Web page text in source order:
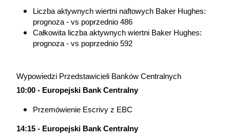
Liczba aktywnych wiertni naftowych Baker Hughes:
prognoza - vs poprzednio 486
Całkowita liczba aktywnych wiertni Baker Hughes:
prognoza - vs poprzednio 592
Wypowiedzi Przedstawicieli Banków Centralnych
10:00 - Europejski Bank Centralny
Przemówienie Escrivy z EBC
14:15 - Europejski Bank Centralny